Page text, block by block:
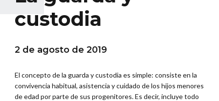
custodia
2 de agosto de 2019
El concepto de la guarda y custodia es simple: consiste en la
convivencia habitual, asistencia y cuidado de los hijos menores
de edad por parte de sus progenitores. Es decir, incluye todo